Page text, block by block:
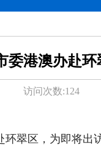
委港澳办赴
访问次数:124
翠区，为即将